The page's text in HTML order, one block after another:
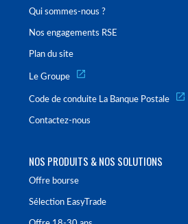
Qui sommes-nous ?
Nos engagements RSE
Plan du site
Le Groupe
Code de conduite La Banque Postale
Contactez-nous
NOS PRODUITS & NOS SOLUTIONS
Offre bourse
Sélection EasyTrade